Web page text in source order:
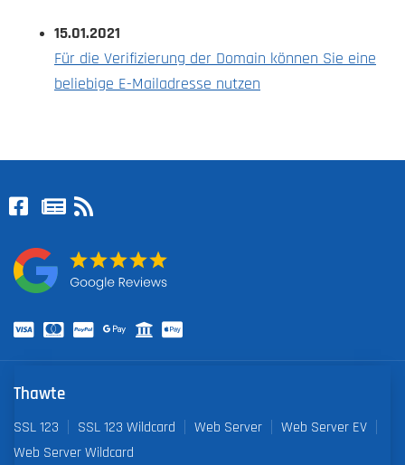
15.01.2021
Für die Verifizierung der Domain können Sie eine
beliebige E-Mailadresse nutzen
Thawte
SSL 123 SSL 123 Wildcard Web Server
Web Server EV
Web Server Wildcard